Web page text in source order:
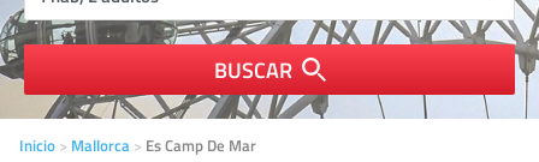
BUSCAR
Inicio Mallorca Es Camp De Mar